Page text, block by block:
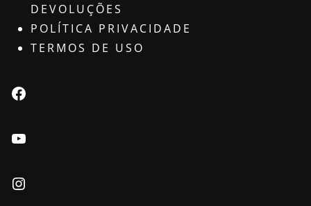
DEVOLUÇÕES
POLÍTICA PRIVACIDADE
TERMOS DE USO
Facebook
Youtube
Instagram